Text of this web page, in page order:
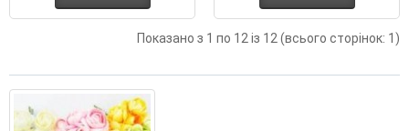
Показано з 1 по 12 із 12 (всього сторінок: 1)